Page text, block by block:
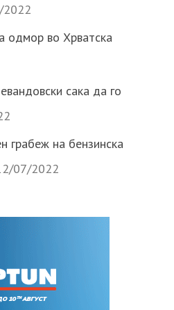
одмор во Хрватска
сака да го
на бензинска
07/2022